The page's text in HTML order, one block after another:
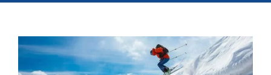
View
Larger
Image